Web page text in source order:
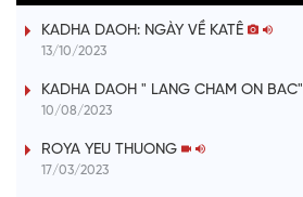
V
KADHA DAOH: NGÀY VỀ KATÊ
13/10/2023
KADHA DAOH " LANG CHAM ON BAC"
10/08/2023
ROYA YEU THUONG
17/03/2023